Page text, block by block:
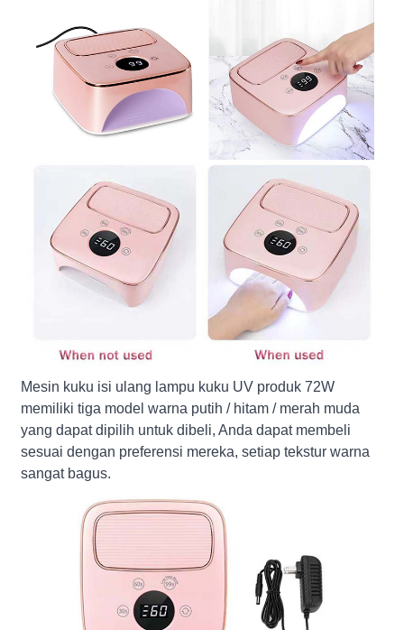
Mesin kuku isi ulang lampu kuku UV produk 72W
memiliki tiga model warna putih / hitam / merah muda
yang dapat dipilih untuk dibeli, Anda dapat membeli
sesuai dengan preferensi mereka, setiap tekstur warna
sangat bagus.